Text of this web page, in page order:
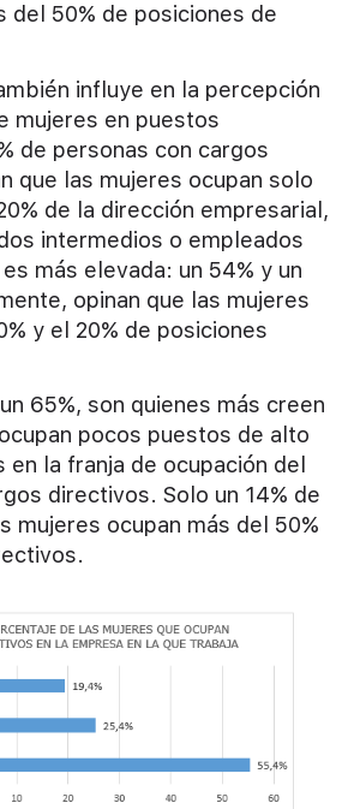
del 50% de posiciones de
influye en la percepción
mujeres en puestos
de personas con cargos
que las mujeres ocupan solo
de la dirección empresarial,
intermedios o empleados
más elevada: un 54% y un
opinan que las mujeres
y el 20% de posiciones
65%, son quienes más creen
pocos puestos de alto
en la franja de ocupación del
directivos. Solo un 14% de
mujeres ocupan más del 50%